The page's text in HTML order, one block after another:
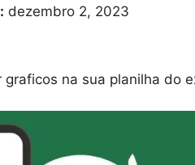
dezembro 2, 2023
graficos na sua planilha do